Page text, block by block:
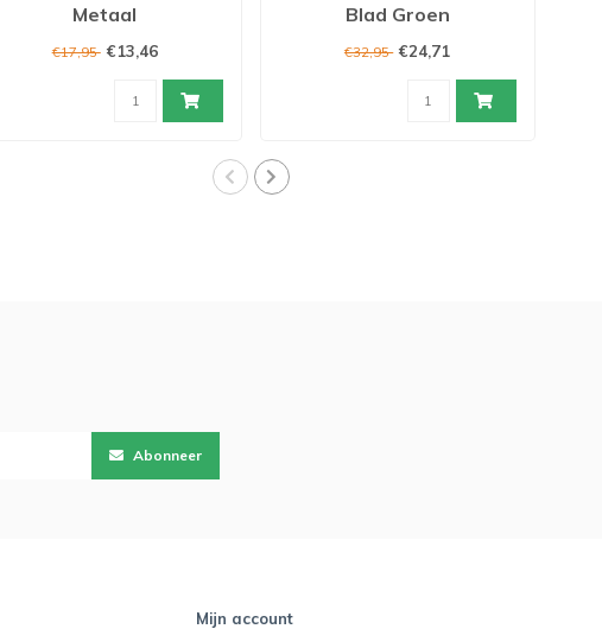
Metaal
€17,95 €13,46
Blad Groen
€32,95 €24,71
Abonneer
Mijn account